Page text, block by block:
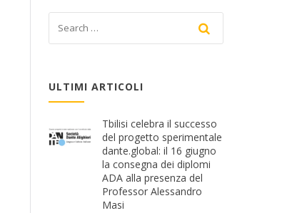
ULTIMI ARTICOLI
Tbilisi celebra il successo
del progetto sperimentale
dante.global: il 16 giugno
la consegna dei diplomi
ADA alla presenza del
Professor Alessandro
Masi